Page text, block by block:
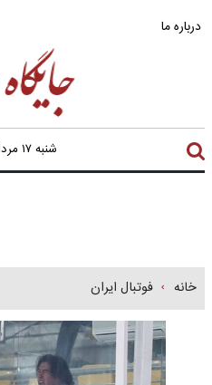
درباره ما
شنبه ۱۷ مرداد ۱۴۰۵
خانه فوتبال ایران